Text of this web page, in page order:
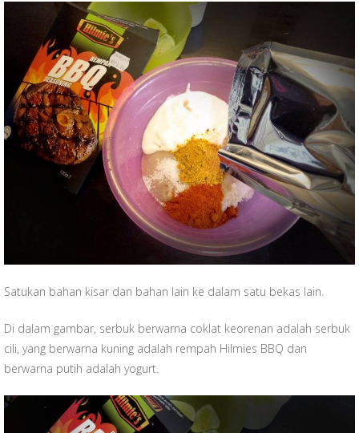
Satukan bahan kisar dan bahan lain ke dalam satu bekas lain.
Di dalam gambar, serbuk berwarna coklat keorenan adalah serbuk
cili, yang berwarna kuning adalah rempah Hilmies BBQ dan
berwarna putih adalah yogurt.